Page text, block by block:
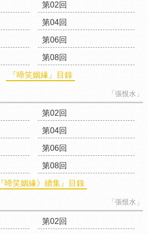
第02回
第04回
第06回
第08回
『啼笑姻緣』目錄
「張恨水」
第02回
第04回
第06回
第08回
『啼笑姻緣》續集』目錄
「張恨水」
第02回